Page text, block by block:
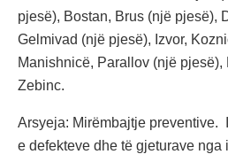
pjesë), Bostan, Brus (një pjesë),
Gelmivad (një pjesë), Izvor,
Manishnicë, Parallov (një
Zebinc.
Arsyeja: Mirëmbajtje preventive.
e defekteve dhe të gjeturave nga